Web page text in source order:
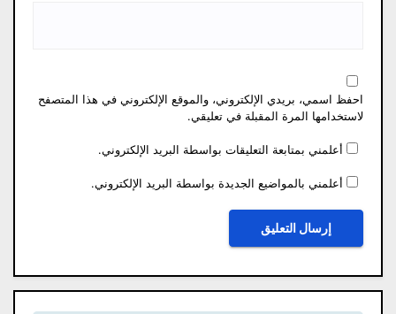
احفظ اسمي، بريدي الإلكتروني، والموقع الإلكتروني في هذا المتصفح
لاستخدامها المرة المقبلة في تعليقي.
أعلمني بمتابعة التعليقات بواسطة البريد الإلكتروني.
أعلمني بالمواضيع الجديدة بواسطة البريد الإلكتروني.